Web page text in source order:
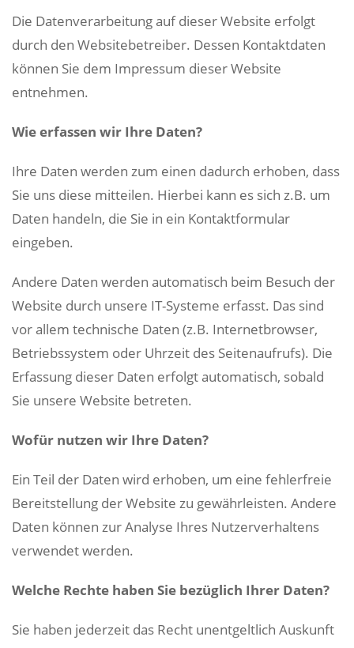
Die Datenverarbeitung auf dieser Website erfolgt
durch den Websitebetreiber. Dessen Kontaktdaten
können Sie dem Impressum dieser Website
entnehmen.
Wie erfassen wir Ihre Daten?
Ihre Daten werden zum einen dadurch erhoben, dass
Sie uns diese mitteilen. Hierbei kann es sich z.B. um
Daten handeln, die Sie in ein Kontaktformular
eingeben.
Andere Daten werden automatisch beim Besuch der
Website durch unsere IT-Systeme erfasst. Das sind
vor allem technische Daten (z.B. Internetbrowser,
Betriebssystem oder Uhrzeit des Seitenaufrufs). Die
Erfassung dieser Daten erfolgt automatisch, sobald
Sie unsere Website betreten.
Wofür nutzen wir Ihre Daten?
Ein Teil der Daten wird erhoben, um eine fehlerfreie
Bereitstellung der Website zu gewährleisten. Andere
Daten können zur Analyse Ihres Nutzerverhaltens
verwendet werden.
Welche Rechte haben Sie bezüglich Ihrer Daten?
Sie haben jederzeit das Recht unentgeltlich Auskunft